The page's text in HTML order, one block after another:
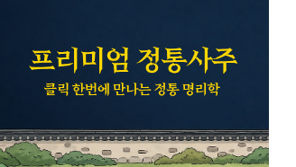
소프트웨어 서클, 주식 프리미엄 취소 제안
Alliance Laundry CFO 딘 놀든, 431,970달러 상당 주
INVESTING.COM 40분 전
모건 스탠리, 클라우드 성장 기반 JFrog 목표주가 100